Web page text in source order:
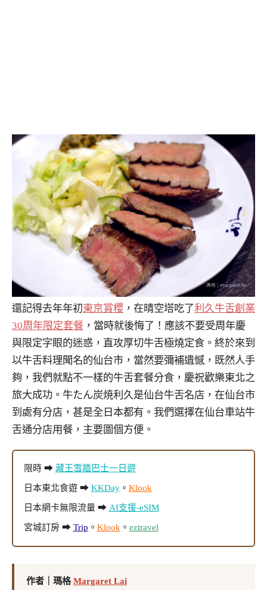
還記得去年年初東京賞櫻 ，在晴空塔吃了利久牛舌創業
30周年限定套餐 ，當時就後悔了！應該不要受周年慶
與限定字眼的迷惑，直攻厚切牛舌極燒定食。終於來到
以牛舌料理聞名的仙台市，當然要彌補遺憾，既然人手
夠，我們就點不一樣的牛舌套餐分食，慶祝歡樂東北之
旅大成功。牛たん炭焼利久是仙台牛舌名店，在仙台市
到處有分店，甚是全日本都有。我們選擇在仙台車站牛
舌通分店用餐，主要圖個方便。
限時 ➡ 藏王雪牆巴士一日遊
日本東北食遊 ➡ KKDay。 Klook
日本網卡無限流量 ➡ AI支援-eSIM
宮城訂房 ➡ Trip 。 Klook。 eztravel
作者｜瑪格Margaret Lai